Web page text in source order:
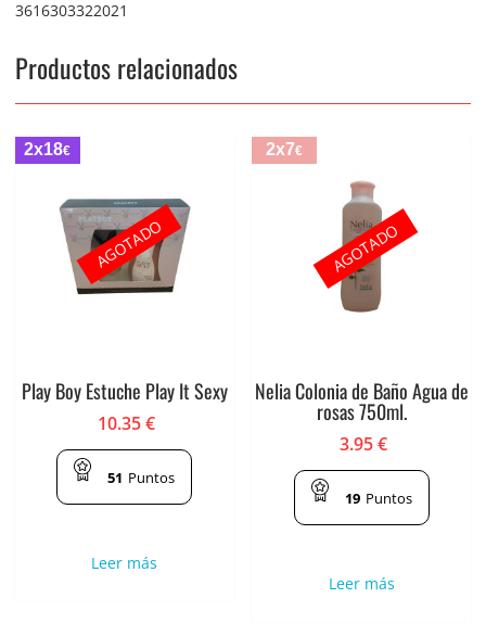
3616303322021
Productos relacionados
2x18€
Play Boy Estuche Play It Sexy
10.35€
51 Puntos
Leer más
AGOTADO
2x7€
Nelia Colonia de Baño Agua de
rosas 750ml.
3.95€
19 Puntos
Leer más
AGOTADO